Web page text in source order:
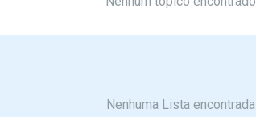
Nenhuma Lista encontrada